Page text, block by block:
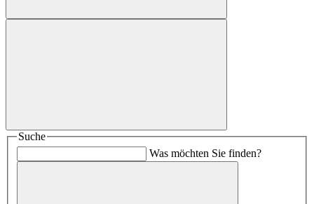
Suche
Was möchten Sie finden?